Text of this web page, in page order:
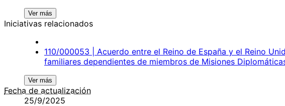
Ver más
Iniciativas relacionados
110/000053 | Acuerdo entre el Reino de España y el Reino
familiares dependientes de miembros de Misiones
Ver más
Fecha de actualización
25/9/2025